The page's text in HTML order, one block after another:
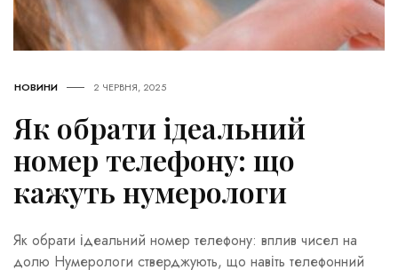
НОВИНИ 2 ЧЕРВНЯ, 2025
Як обрати ідеальний
номер телефону: що
кажуть нумерологи
Як обрати ідеальний номер телефону: вплив чисел на
долю Нумерологи стверджують, що навіть телефонний